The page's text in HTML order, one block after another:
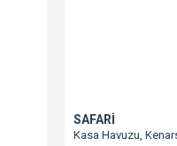
SAFARİ
Kasa Havuzu,